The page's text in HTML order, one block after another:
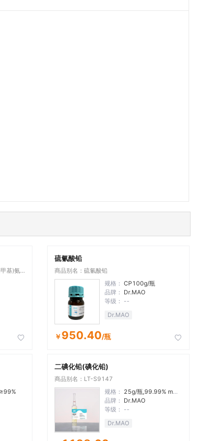
基)氨

硫氰酸铅
商品别名：硫氰酸铅
规格： CP100g/瓶
品牌： Dr.MAO
等级： --
Dr.MAO
￥950.40/瓶 
二碘化铅(碘化铅)
商品别名：LT-S9147
规格： 25g/瓶,99.99% metals basis
品牌： Dr.MAO
等级： --
Dr.MAO